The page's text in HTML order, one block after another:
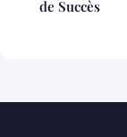
de Succès